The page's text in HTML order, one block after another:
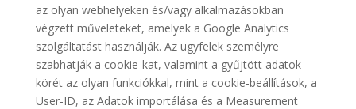
az olyan webhelyeken és/vagy alkalmazásokban
végzett műveleteket, amelyek a Google Analytics
szolgáltatást használják. Az ügyfelek személyre
szabhatják a cookie-kat, valamint a gyűjtött adatok
körét az olyan funkciókkal, mint a cookie-beállítások, a
User-ID, az Adatok importálása és a Measurement